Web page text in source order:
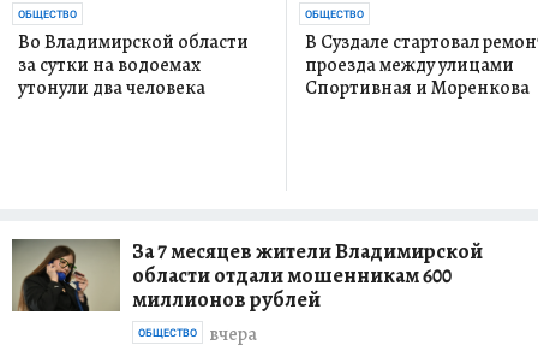
За 7 месяцев жители Владимирской
области отдали мошенникам 600
миллионов рублей
вчера
ОБЩЕСТВО
ОБЩЕСТВО
Во Владимирской области
за сутки на водоемах
утонули два человека
ОБЩЕСТВО
В Суздале стартовал
проезда между улицами
Спортивная и Моренкова